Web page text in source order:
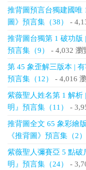
推背圖預言台獨建國唯
圖》預言集（38）
-
推背圖台獨第 1 破功版
預言集（9）
- 4,032 瀏
第 45 象歪解三版本 |
預言集（12）
- 4,016
紫薇聖人姓名第 1 解析
明』預言集（11）
-
推背圖全文 65 象彩繪
《推背圖》預言集（2）
紫薇聖人彌賽亞 5 點破
明』預言集（24）
-